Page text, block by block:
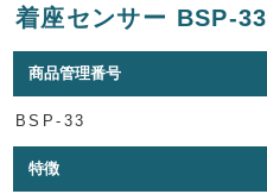
着座センサー BSP-33
商品管理番号
BSP-33
特徴